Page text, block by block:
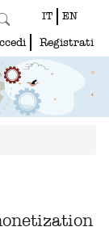
IT EN
Registrati